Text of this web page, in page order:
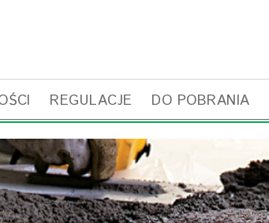
REGULACJE DO POBRANIA